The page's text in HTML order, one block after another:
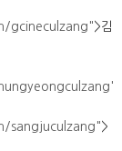
gcineculzang">김
sangjuculzang">